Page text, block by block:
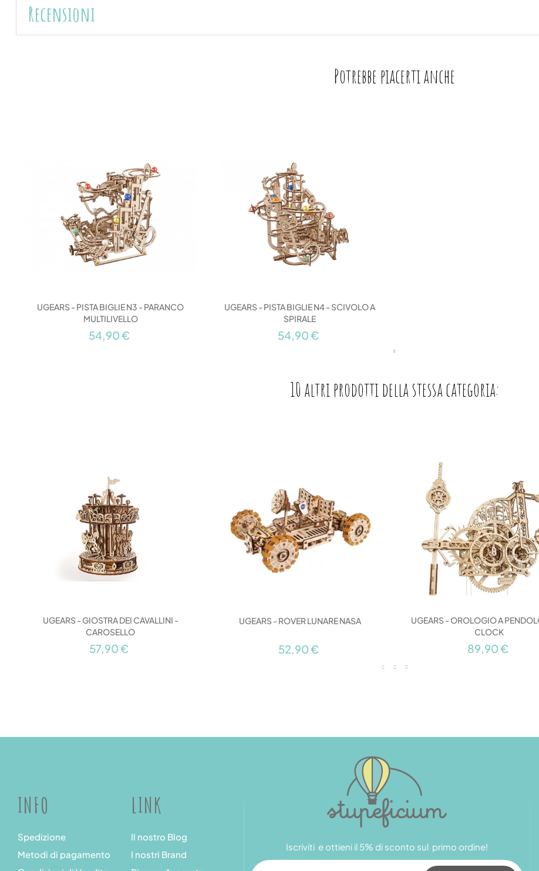
Recensioni
Potrebbe piacerti anche
UGEARS - PISTA BIGLIE N3 - PARANCO
MULTILIVELLO
54,90 €
UGEARS - PISTA BIGLIE N4 - SCIVOLO A
SPIRALE
54,90 €
10 altri prodotti della stessa categoria:
UGEARS - GIOSTRA DEI CAVALLINI -
CAROSELLO
57,90 €
UGEARS - ROVER LUNARE NASA
52,90 €
UGEARS - OROLOGIO A
CLOCK
89,90 €
INFO
Spedizione
Metodi di pagamento
LINK
Il nostro Blog
I nostri Brand
Iscriviti e ottieni il 5% di sconto sul primo ordine!